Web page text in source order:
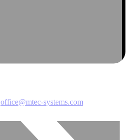
office@mtec-systems.com